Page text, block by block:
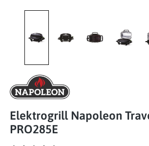
Elektrogrill Napoleon
PRO285E